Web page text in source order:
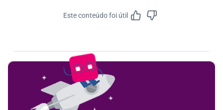
Este conteúdo foi útil